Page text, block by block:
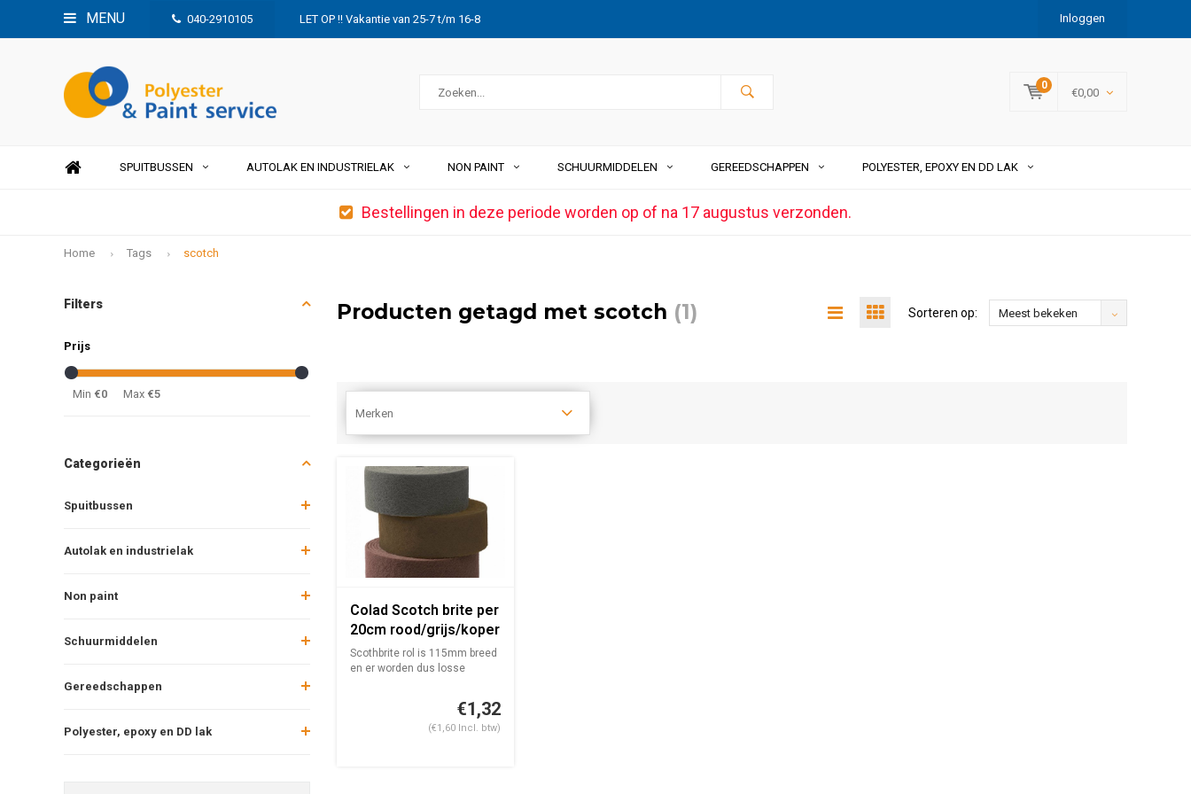
MENU 040-2910105 LET OP !! Vakantie van 25-7 t/m 16-8 Inloggen
0
€0,00
SPUITBUSSEN AUTOLAK EN INDUSTRIELAK NON PAINT SCHUURMIDDELEN GEREEDSCHAPPEN POLYESTER, EPOXY EN DD LAK
Bestellingen in deze periode worden op of na 17 augustus verzonden.
Home Tags scotch
Filters
Prijs
Min €0 Max €5
Categorieën
Spuitbussen
Autolak en industrielak
Non paint
Schuurmiddelen
Gereedschappen
Polyester, epoxy en DD lak
Producten getagd met scotch (1) Sorteren op: Meest bekeken
Merken
Colad Scotch brite per
20cm rood/grijs/koper
Scothbrite rol is 115mm breed
en er worden dus losse
€1,32
(€1,60 Incl. btw)